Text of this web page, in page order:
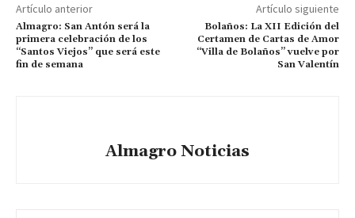
Artículo anterior
Almagro: San Antón será la
primera celebración de los
“Santos Viejos” que será este
fin de semana
Artículo siguiente
Bolaños: La XII Edición del
Certamen de Cartas de Amor
“Villa de Bolaños” vuelve por
San Valentín
Almagro Noticias